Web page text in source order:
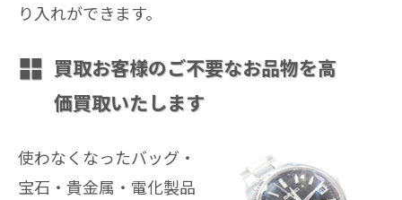
り入れができます。
買取お客様のご不要なお品物を高
価買取いたします
使わなくなったバッグ・
宝石・貴金属・電化製品